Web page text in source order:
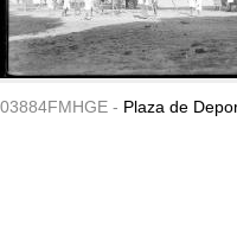
03884FMHGE - Plaza de